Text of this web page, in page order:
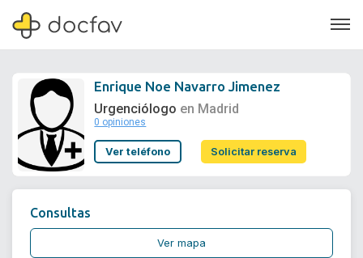
Soporte
Enrique Noe Navarro Jimenez
Urgenciólogo en Madrid
0 opiniones
Ver teléfono Solicitar reserva
Consultas
Ver mapa